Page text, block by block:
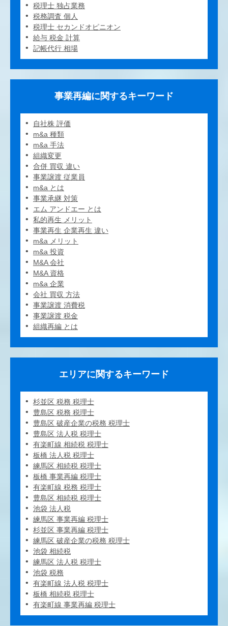
税理士 独占業務
税務調査 個人
税理士 セカンドオピニオン
給与 税金 計算
記帳代行 相場
事業再編に関するキーワード
自社株 評価
m&a 種類
m&a 手法
組織変更
合併 買収 違い
事業譲渡 従業員
m&a とは
事業承継 対策
エム アンドエー とは
私的再生 メリット
事業再生 企業再生 違い
m&a メリット
m&a 投資
M&A 会社
M&A 資格
m&a 企業
会社 買収 方法
事業譲渡 消費税
事業譲渡 税金
組織再編 とは
エリアに関するキーワード
杉並区 税務 税理士
豊島区 税務 税理士
豊島区 破産企業の税務 税理士
豊島区 法人税 税理士
有楽町線 相続税 税理士
板橋 法人税 税理士
練馬区 相続税 税理士
板橋 事業再編 税理士
有楽町線 税務 税理士
豊島区 相続税 税理士
池袋 法人税
練馬区 事業再編 税理士
杉並区 事業再編 税理士
練馬区 破産企業の税務 税理士
池袋 相続税
練馬区 法人税 税理士
池袋 税務
有楽町線 法人税 税理士
板橋 相続税 税理士
有楽町線 事業再編 税理士